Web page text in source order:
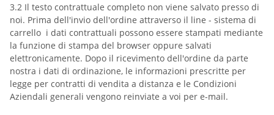
3.2 Il testo contrattuale completo non viene salvato presso di
noi. Prima dell'invio dell'ordine attraverso il line - sistema di
carrello i dati contrattuali possono essere stampati mediante
la funzione di stampa del browser oppure salvati
elettronicamente. Dopo il ricevimento dell'ordine da parte
nostra i dati di ordinazione, le informazioni prescritte per
legge per contratti di vendita a distanza e le Condizioni
Aziendali generali vengono reinviate a voi per e-mail.